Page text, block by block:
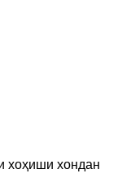
хоҳиши хондан